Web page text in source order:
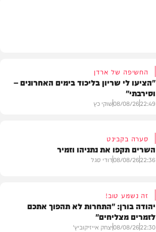
החשיפה של ארדן
"הציעו לי שריון בליכוד בימים האחרונים –
וסירבתי"
22:49
08/08/26שוקי כץ
סערה בקבינט
השרים תקפו את נתניהו וזמיר
22:36
08/08/26דודי סגל
זה נשמע טוב!
יהודה בורן: "התחרות לא תהפוך אתכם
לזמרים מצליחים"
22:30
08/08/26יצחק אייזיקוביץ'